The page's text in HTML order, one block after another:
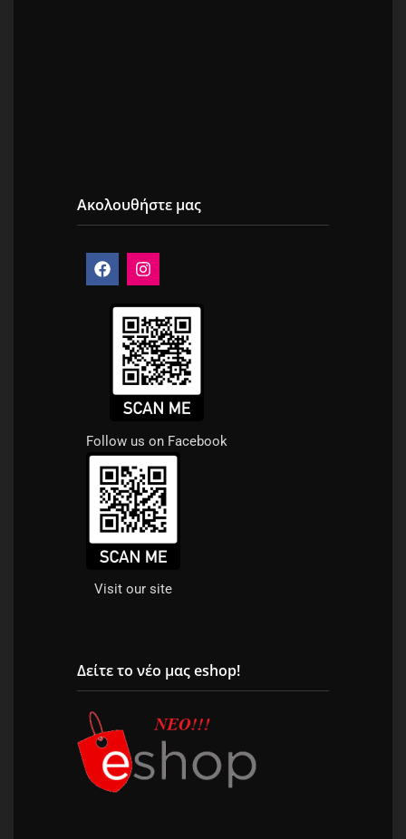
Ακολουθήστε μας
Follow us on Facebook
Visit our site
Δείτε το νέο μας eshop!